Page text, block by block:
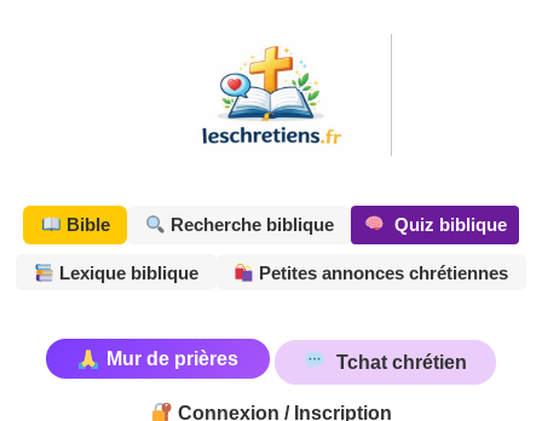
Bible Recherche biblique Quiz biblique
Lexique biblique Petites annonces chrétiennes
Mur de prières Tchat chrétien
Connexion / Inscription